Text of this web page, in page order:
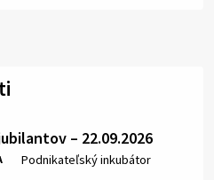
– 22.09.2026
Miesto:
Podnikateľský inkubátor